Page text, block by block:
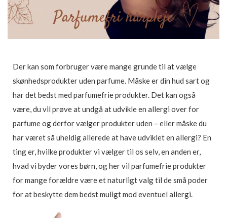
Der kan som forbruger være mange grunde til at vælge
skønhedsprodukter uden parfume. Måske er din hud sart og
har det bedst med parfumefrie produkter. Det kan også
være, du vil prøve at undgå at udvikle en allergi over for
parfume og derfor vælger produkter uden – eller måske du
har været så uheldig allerede at have udviklet en allergi? En
ting er, hvilke produkter vi vælger til os selv, en anden er,
hvad vi byder vores børn, og her vil parfumefrie produkter
for mange forældre være et naturligt valg til de små poder
for at beskytte dem bedst muligt mod eventuel allergi.